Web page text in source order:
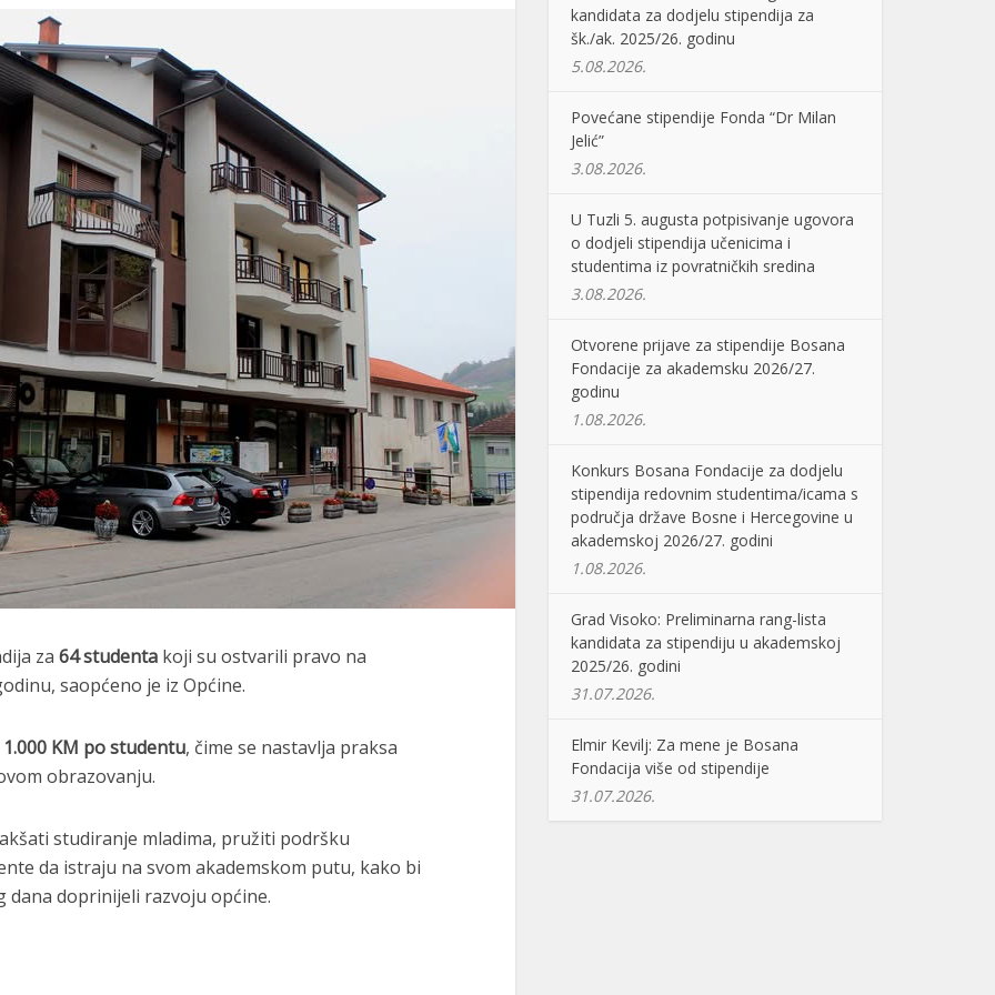
za 64 studenta koji su ostvarili pravo na
saopćeno je iz Općine.
1.000 KM po studentu, čime se nastavlja praksa
obrazovanju.
studiranje mladima, pružiti podršku
da istraju na svom akademskom putu, kako bi
dana doprinijeli razvoju općine.
kandidata za dodjelu stipendija za
šk./ak. 2025/26. godinu
5.08.2026.
Povećane stipendije Fonda “Dr Milan
Jelić”
3.08.2026.
U Tuzli 5. augusta potpisivanje ugovora
o dodjeli stipendija učenicima i
studentima iz povratničkih sredina
3.08.2026.
Otvorene prijave za stipendije Bosana
Fondacije za akademsku 2026/27.
godinu
1.08.2026.
Konkurs Bosana Fondacije za dodjelu
stipendija redovnim studentima/icama s
područja države Bosne i Hercegovine u
akademskoj 2026/27. godini
1.08.2026.
Grad Visoko: Preliminarna rang-lista
kandidata za stipendiju u akademskoj
2025/26. godini
31.07.2026.
Elmir Kevilj: Za mene je Bosana
Fondacija više od stipendije
31.07.2026.